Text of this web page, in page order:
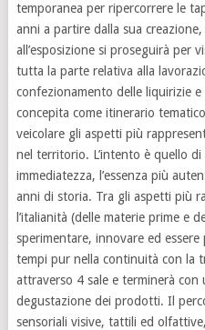
temporanea per ripercorrere le
anni a partire dalla sua
all’esposizione si proseguirà per
tutta la parte relativa alla
confezionamento delle liquirizie e
concepita come itinerario
veicolare gli aspetti più
nel territorio. L’intento è quello
immediatezza, l’essenza più
anni di storia. Tra gli aspetti più
l’italianità (delle materie prime e
sperimentare, innovare ed
tempi pur nella continuità con la
attraverso 4 sale e terminerà con
degustazione dei prodotti. Il
sensoriali visive, tattili ed